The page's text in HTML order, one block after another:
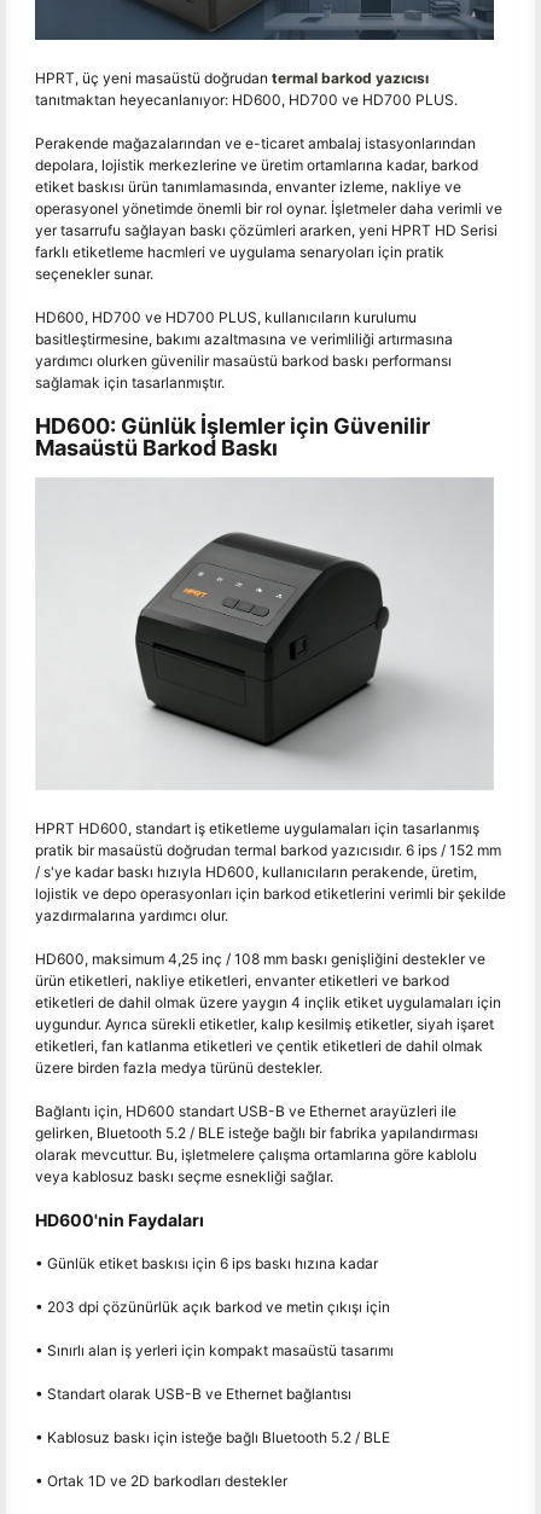
HPRT, üç yeni masaüstü doğrudan termal barkod yazıcısı
tanıtmaktan heyecanlanıyor: HD600, HD700 ve HD700 PLUS.
Perakende mağazalarından ve e-ticaret ambalaj istasyonlarından
depolara, lojistik merkezlerine ve üretim ortamlarına kadar, barkod
etiket baskısı ürün tanımlamasında, envanter izleme, nakliye ve
operasyonel yönetimde önemli bir rol oynar. İşletmeler daha verimli ve
yer tasarrufu sağlayan baskı çözümleri ararken, yeni HPRT HD Serisi
farklı etiketleme hacmleri ve uygulama senaryoları için pratik
seçenekler sunar.
HD600, HD700 ve HD700 PLUS, kullanıcıların kurulumu
basitleştirmesine, bakımı azaltmasına ve verimliliği artırmasına
yardımcı olurken güvenilir masaüstü barkod baskı performansı
sağlamak için tasarlanmıştır.
HD600: Günlük İşlemler için Güvenilir
Masaüstü Barkod Baskı
HPRT HD600, standart iş etiketleme uygulamaları için tasarlanmış
pratik bir masaüstü doğrudan termal barkod yazıcısıdır. 6 ips / 152 mm
/ s'ye kadar baskı hızıyla HD600, kullanıcıların perakende, üretim,
lojistik ve depo operasyonları için barkod etiketlerini verimli bir şekilde
yazdırmalarına yardımcı olur.
HD600, maksimum 4,25 inç / 108 mm baskı genişliğini destekler ve
ürün etiketleri, nakliye etiketleri, envanter etiketleri ve barkod
etiketleri de dahil olmak üzere yaygın 4 inçlik etiket uygulamaları için
uygundur. Ayrıca sürekli etiketler, kalıp kesilmiş etiketler, siyah işaret
etiketleri, fan katlanma etiketleri ve çentik etiketleri de dahil olmak
üzere birden fazla medya türünü destekler.
Bağlantı için, HD600 standart USB-B ve Ethernet arayüzleri ile
gelirken, Bluetooth 5.2 / BLE isteğe bağlı bir fabrika yapılandırması
olarak mevcuttur. Bu, işletmelere çalışma ortamlarına göre kablolu
veya kablosuz baskı seçme esnekliği sağlar.
HD600'nin Faydaları
• Günlük etiket baskısı için 6 ips baskı hızına kadar
• 203 dpi çözünürlük açık barkod ve metin çıkışı için
• Sınırlı alan iş yerleri için kompakt masaüstü tasarımı
• Standart olarak USB-B ve Ethernet bağlantısı
• Kablosuz baskı için isteğe bağlı Bluetooth 5.2 / BLE
• Ortak 1D ve 2D barkodları destekler